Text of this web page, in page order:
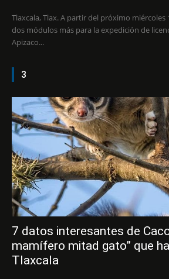
Tlaxcala, Tlax. A partir del próximo miércoles
dos módulos más para la expedición de
Apizaco...
3
7 datos interesantes de
mamífero mitad gato” que
Tlaxcala